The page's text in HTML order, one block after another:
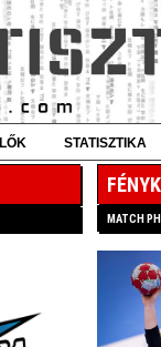
STATISZTIKA
MATCH